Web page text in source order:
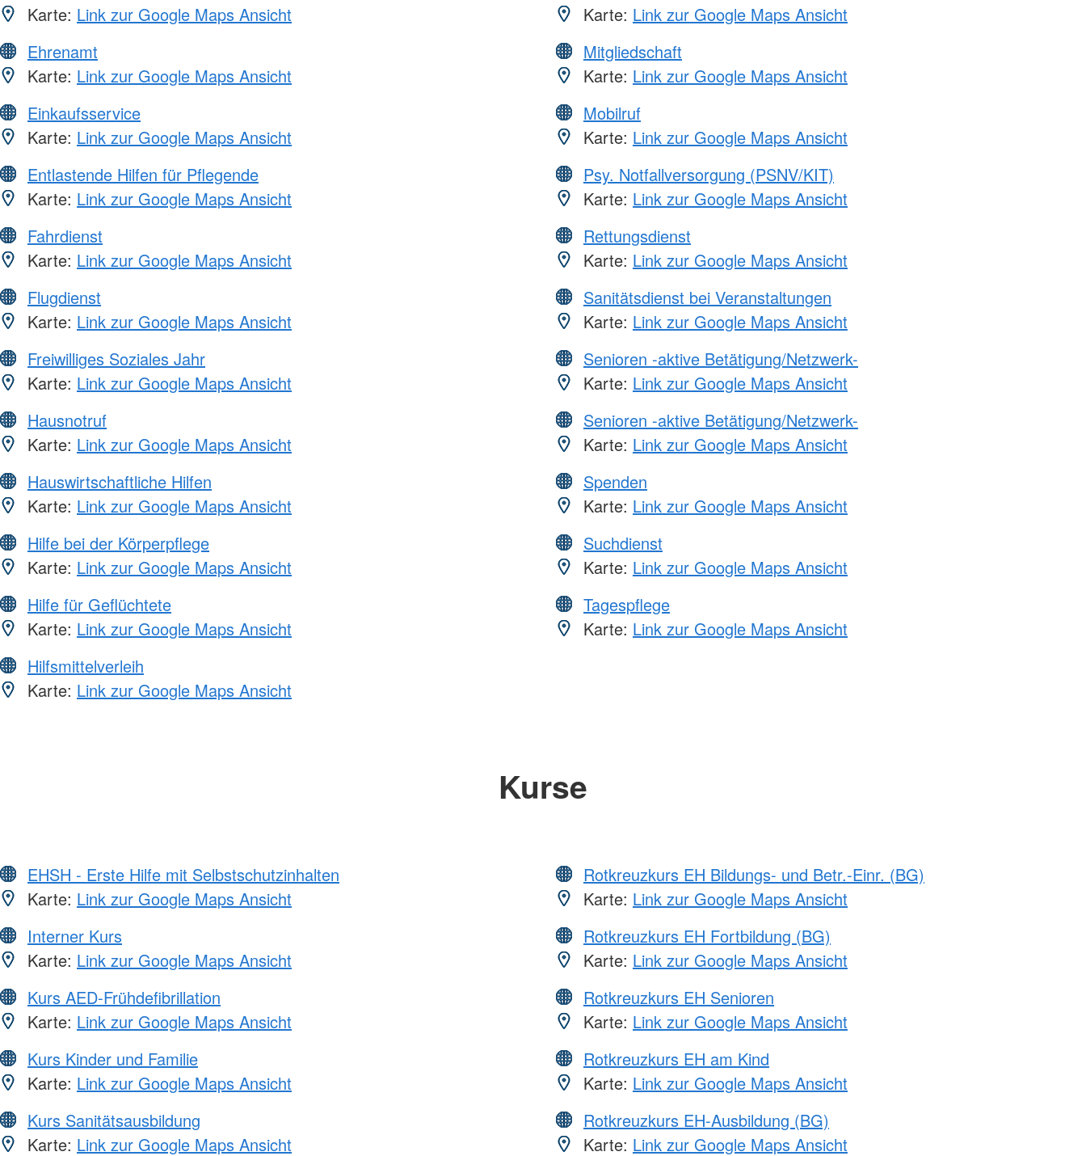
Karte: Link zur Google Maps Ansicht
Ehrenamt
Karte: Link zur Google Maps Ansicht
Einkaufsservice
Karte: Link zur Google Maps Ansicht
Entlastende Hilfen für Pflegende
Karte: Link zur Google Maps Ansicht
Fahrdienst
Karte: Link zur Google Maps Ansicht
Flugdienst
Karte: Link zur Google Maps Ansicht
Freiwilliges Soziales Jahr
Karte: Link zur Google Maps Ansicht
Hausnotruf
Karte: Link zur Google Maps Ansicht
Hauswirtschaftliche Hilfen
Karte: Link zur Google Maps Ansicht
Hilfe bei der Körperpflege
Karte: Link zur Google Maps Ansicht
Hilfe für Geflüchtete
Karte: Link zur Google Maps Ansicht
Hilfsmittelverleih
Karte: Link zur Google Maps Ansicht
Karte: Link zur Google Maps Ansicht
Mitgliedschaft
Karte: Link zur Google Maps Ansicht
Mobilruf
Karte: Link zur Google Maps Ansicht
Psy. Notfallversorgung (PSNV/KIT)
Karte: Link zur Google Maps Ansicht
Rettungsdienst
Karte: Link zur Google Maps Ansicht
Sanitätsdienst bei Veranstaltungen
Karte: Link zur Google Maps Ansicht
Senioren -aktive Betätigung/Netzwerk-
Karte: Link zur Google Maps Ansicht
Senioren -aktive Betätigung/Netzwerk-
Karte: Link zur Google Maps Ansicht
Spenden
Karte: Link zur Google Maps Ansicht
Suchdienst
Karte: Link zur Google Maps Ansicht
Tagespflege
Karte: Link zur Google Maps Ansicht
Kurse
EHSH - Erste Hilfe mit Selbstschutzinhalten
Karte: Link zur Google Maps Ansicht
Interner Kurs
Karte: Link zur Google Maps Ansicht
Kurs AED-Frühdefibrillation
Karte: Link zur Google Maps Ansicht
Kurs Kinder und Familie
Karte: Link zur Google Maps Ansicht
Kurs Sanitätsausbildung
Karte: Link zur Google Maps Ansicht
Rotkreuzkurs EH Bildungs- und Betr.-Einr. (BG)
Karte: Link zur Google Maps Ansicht
Rotkreuzkurs EH Fortbildung (BG)
Karte: Link zur Google Maps Ansicht
Rotkreuzkurs EH Senioren
Karte: Link zur Google Maps Ansicht
Rotkreuzkurs EH am Kind
Karte: Link zur Google Maps Ansicht
Rotkreuzkurs EH-Ausbildung (BG)
Karte: Link zur Google Maps Ansicht